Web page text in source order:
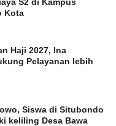
Kota
Haji 2027, Ina
Pelayanan lebih
Siswa di Situbondo
keliling Desa Bawa